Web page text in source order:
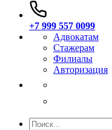
+7 999 557 0099
Адвокатам
Стажерам
Филиалы
Авторизация